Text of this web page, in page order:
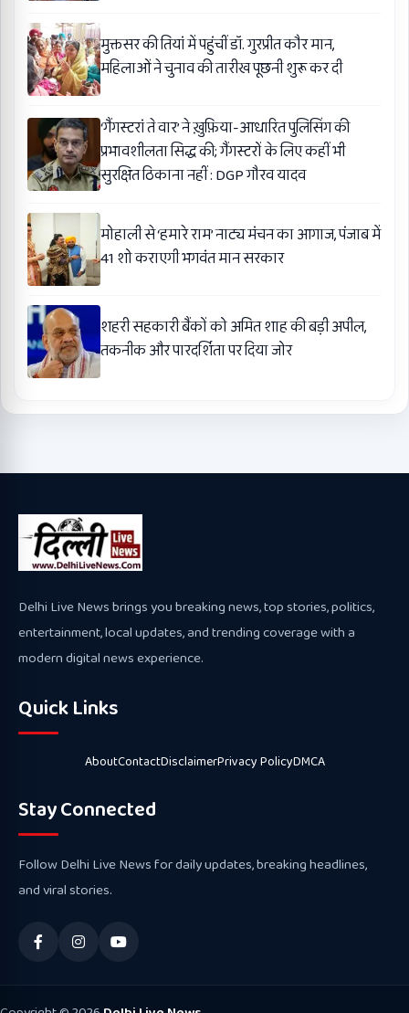
मुक्तसर की तियां में पहुंचीं डॉ. गुरप्रीत कौर मान,
महिलाओं ने चुनाव की तारीख पूछनी शुरू कर दी
‘गैंगस्टरां ते वार’ ने ख़ुफ़िया-आधारित पुलिसिंग की
प्रभावशीलता सिद्ध की; गैंगस्टरों के लिए कहीं भी
सुरक्षित ठिकाना नहीं : DGP गौरव यादव
मोहाली से ‘हमारे राम’ नाट्य मंचन का आगाज, पंजाब में
41 शो कराएगी भगवंत मान सरकार
शहरी सहकारी बैंकों को अमित शाह की बड़ी अपील,
तकनीक और पारदर्शिता पर दिया जोर
Delhi Live News brings you breaking news, top stories, politics,
entertainment, local updates, and trending coverage with a
modern digital news experience.
Quick Links
AboutContactDisclaimerPrivacy PolicyDMCA
Stay Connected
Follow Delhi Live News for daily updates, breaking headlines,
and viral stories.